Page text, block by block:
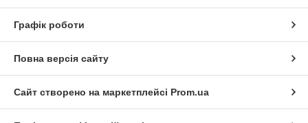
Графік роботи
Повна версія сайту
Сайт створено на маркетплейсі Prom.ua